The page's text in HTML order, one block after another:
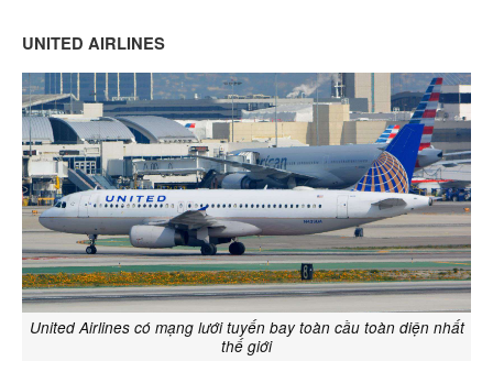
UNITED AIRLINES
United Airlines có mạng lưới tuyến bay toàn cầu toàn diện nhất
thế giới